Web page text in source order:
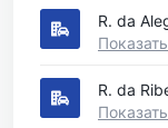
R. da
R. da